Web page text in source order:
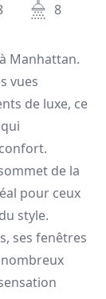
8
Manhattan.
vues
de luxe, ce
de la
pour ceux
style.
ses fenêtres